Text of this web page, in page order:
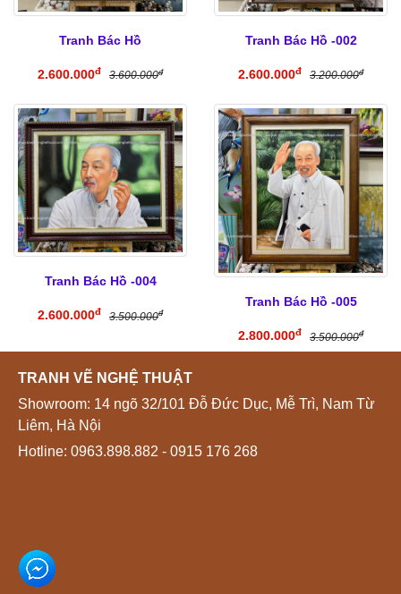
Tranh Bác Hồ
2.600.000đ 3.600.000đ
Tranh Bác Hồ -002
2.600.000đ 3.200.000đ
Tranh Bác Hồ -004
2.600.000đ 3.500.000đ
Tranh Bác Hồ -005
2.800.000đ 3.500.000đ
TRANH VẼ NGHỆ THUẬT
Showroom: 14 ngõ 32/101 Đỗ Đức Dục, Mễ Trì, Nam Từ
Liêm, Hà Nội
Hotline: 0963.898.882 - 0915 176 268